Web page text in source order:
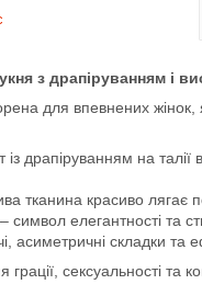
з драпіруванням і
для впевнених жінок,
драпіруванням на талії
тканина красиво лягає
символ елегантності та
асиметричні складки
сексуальності та